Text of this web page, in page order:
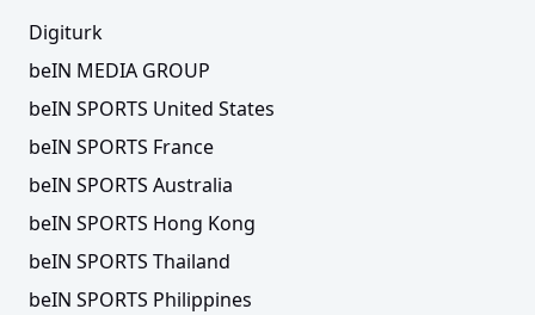
Digiturk
beIN MEDIA GROUP
beIN SPORTS United States
beIN SPORTS France
beIN SPORTS Australia
beIN SPORTS Hong Kong
beIN SPORTS Thailand
beIN SPORTS Philippines